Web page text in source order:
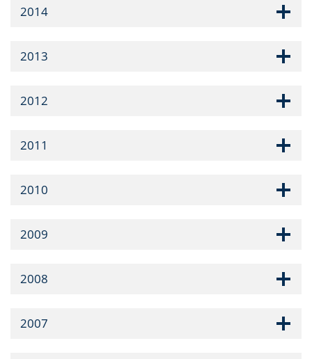
2014
2013
2012
2011
2010
2009
2008
2007